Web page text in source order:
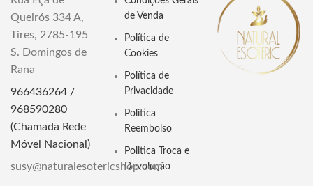
e Lanman oferece uma
purificação profunda e proteção
espiritual. Conheça seus
elevar sua energia e afastar
Peso:
Queirós 334 A,
Tires, 2785-195
S. Domingos de
Rana
966436264 /
968590280
(Chamada Rede
Móvel Nacional)
susy@naturalesotericshop.com
de Venda
Política de
Cookies
Política de
Privacidade
Politica
Reembolso
Politica Troca e
Devolução